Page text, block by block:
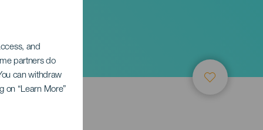
and
partners do
can withdraw
on “Learn More”